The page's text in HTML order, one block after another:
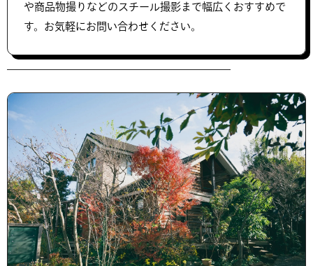
や商品物撮りなどのスチール撮影まで幅広くおすすめで
す。お気軽にお問い合わせください。